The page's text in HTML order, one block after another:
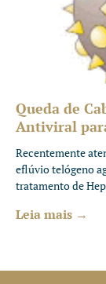
Queda de
Antiviral
Recentemente
eflúvio telógeno
tratamento de
Leia mais →